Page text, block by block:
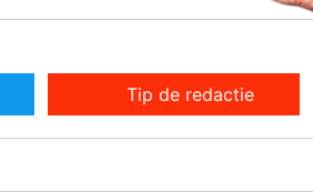
Tip de redactie